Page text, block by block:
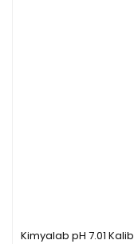
Kimyalab pH 7.01